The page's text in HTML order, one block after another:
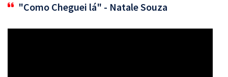
"Como Cheguei lá" - Natale Souza